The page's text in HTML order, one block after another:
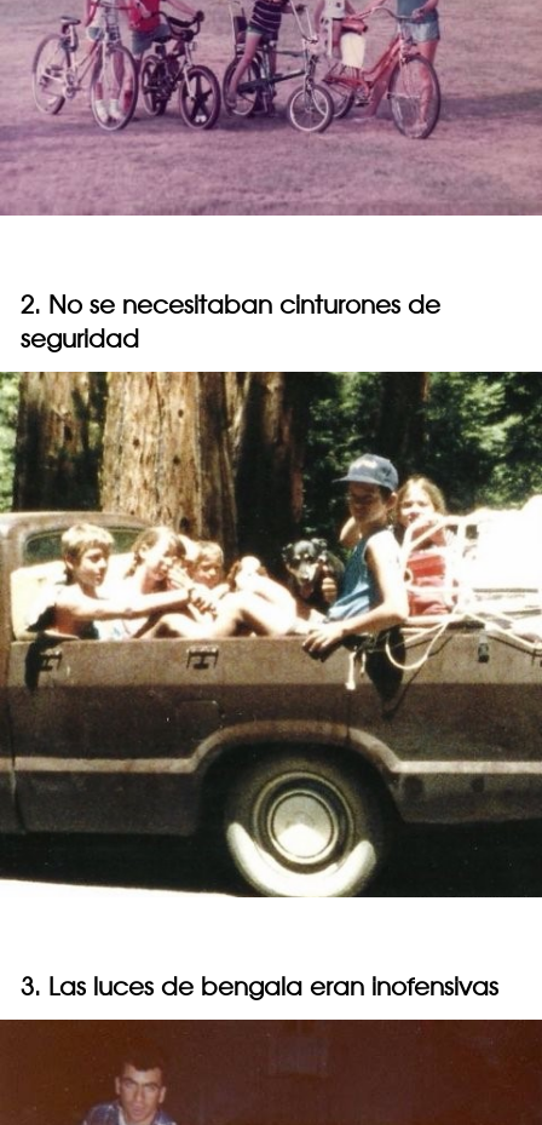
2. No se necesitaban cinturones de
seguridad
3. Las luces de bengala eran inofensivas